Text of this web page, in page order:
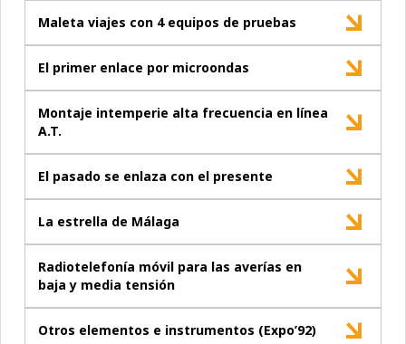
Maleta viajes con 4 equipos de pruebas
El primer enlace por microondas
Montaje intemperie alta frecuencia en línea
A.T.
El pasado se enlaza con el presente
La estrella de Málaga
Radiotelefonía móvil para las averías en
baja y media tensión
Otros elementos e instrumentos (Expo’92)